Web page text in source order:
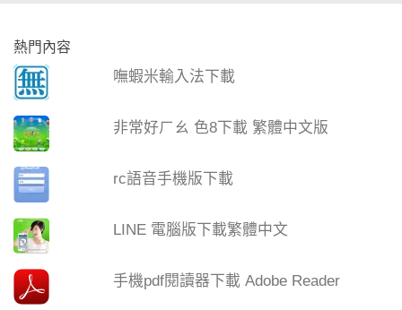
熱門內容
嘸蝦米輸入法下載
非常好ㄏㄠ 色8下載 繁體中文版
rc語音手機版下載
LINE 電腦版下載繁體中文
手機pdf閱讀器下載 Adobe Reader